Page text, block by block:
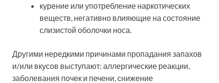
курение или употребление наркотических
веществ, негативно влияющие на состояние
слизистой оболочки носа.
Другими нередкими причинами пропадания запахов
и/или вкусов выступают: аллергические реакции,
заболевания почек и печени, снижение